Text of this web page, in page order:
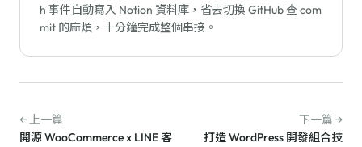
h 事件自動寫入 Notion 資料庫，省去切換 GitHub 查 com
mit 的麻煩，十分鐘完成整個串接。
← 上一篇
開源 WooCommerce x LINE 客
下一篇 →
打造 WordPress 開發組合技